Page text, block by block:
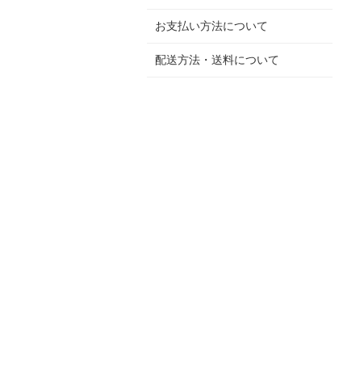
お支払い方法について
配送方法・送料について